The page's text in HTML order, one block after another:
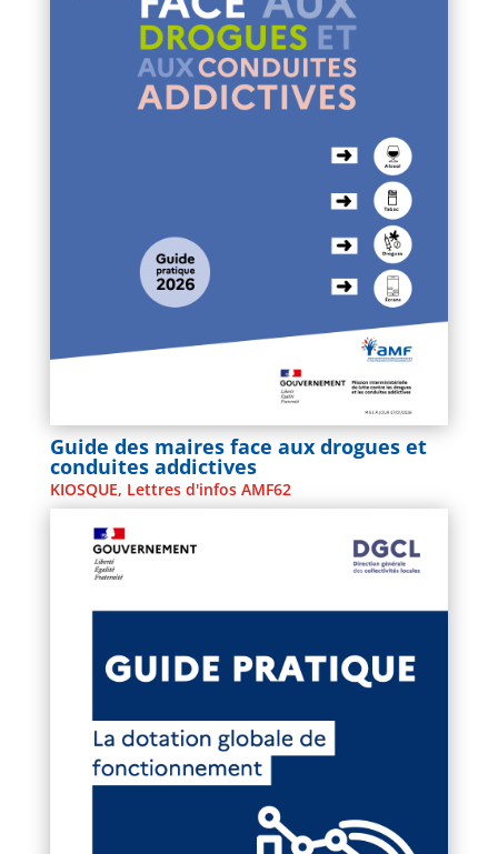
Guide des maires face aux drogues et
conduites addictives
KIOSQUE, Lettres d'infos AMF62